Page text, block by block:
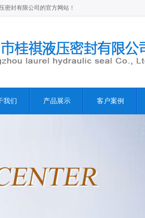
密封有限公司的官方网站！
我们 产品展示 客户案例